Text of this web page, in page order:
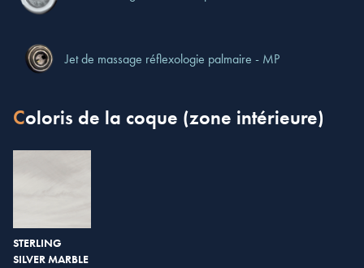
Jet de massage réflexologie palmaire - MP
Coloris de la coque (zone intérieure)
STERLING
SILVER MARBLE